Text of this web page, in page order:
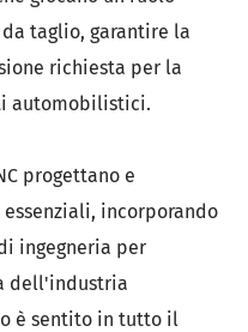
taglio, garantire la
richiesta per la
automobilistici.
progettano e
incorporando
ingegneria per
dell'industria
è sentito in tutto il